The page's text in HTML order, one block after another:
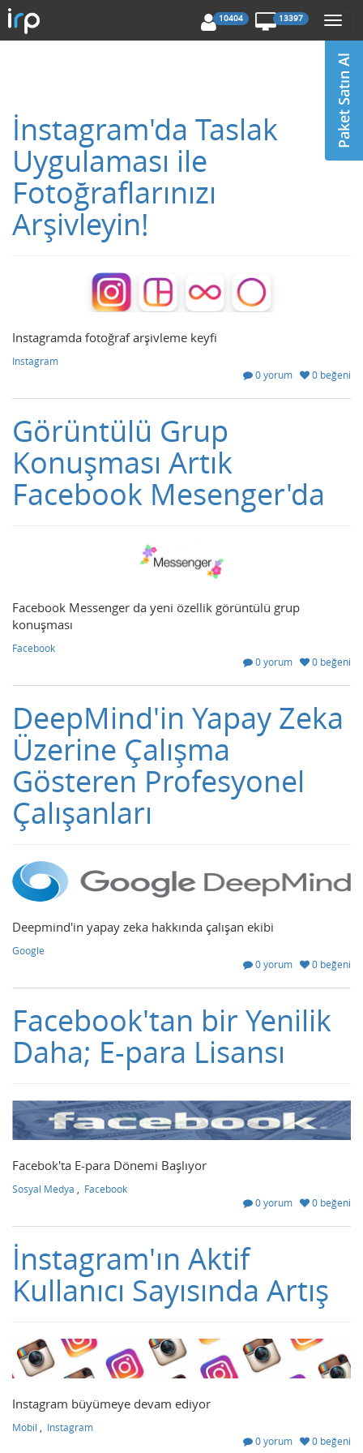
10404 13397
İnstagram'da Taslak
Uygulaması ile
Fotoğraflarınızı
Arşivleyin!
Instagramda fotoğraf arşivleme keyfi
Instagram
0 yorum
0 beğeni
Görüntülü Grup
Konuşması Artık
Facebook Mesenger'da
Facebook Messenger da yeni özellik görüntülü grup
konuşması
Facebook
0 yorum
0 beğeni
DeepMind'in Yapay Zeka
Üzerine Çalışma
Gösteren Profesyonel
Çalışanları
Deepmind'in yapay zeka hakkında çalışan ekibi
Google
0 yorum
0 beğeni
Facebook'tan bir Yenilik
Daha; E-para Lisansı
Facebok'ta E-para Dönemi Başlıyor
Sosyal Medya
Facebook
0 yorum
0 beğeni
İnstagram'ın Aktif
Kullanıcı Sayısında Artış
Instagram büyümeye devam ediyor
Mobil
Instagram
0 yorum
0 beğeni